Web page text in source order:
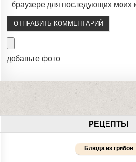
браузере для последующих моих
добавьте фото
РЕЦЕПТЫ
Блюда из грибов